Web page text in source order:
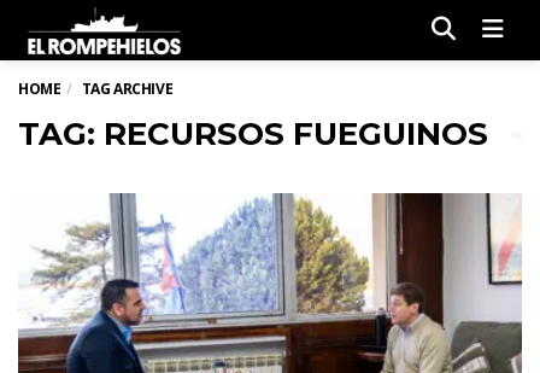
HOME TAG ARCHIVE
TAG: RECURSOS FUEGUINOS